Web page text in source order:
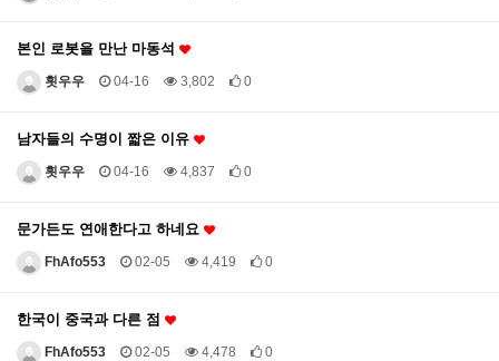
본인 로봇을 만난 마동석
흿우우 04-16 3,802 0
남자들의 수명이 짧은 이유
흿우우 04-16 4,837 0
문가든도 연애한다고 하네요
FhAfo553 02-05 4,419 0
한국이 중국과 다른 점
FhAfo553 02-05 4,478 0